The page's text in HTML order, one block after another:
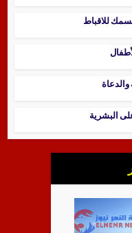
للاقباط
والدعاة
على البشرية